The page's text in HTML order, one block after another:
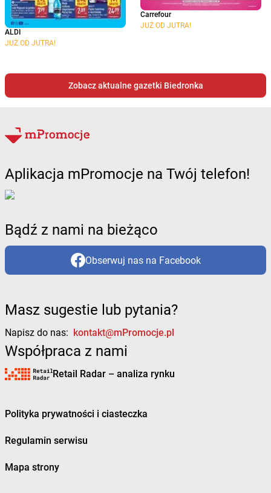
ALDI
JUŻ OD JUTRA!
Carrefour
JUŻ OD JUTRA!
Zobacz aktualne gazetki Biedronka
Aplikacja mPromocje na Twój telefon!
Bądź z nami na bieżąco
Obserwuj nas na Facebook
Masz sugestie lub pytania?
Napisz do nas: kontakt@mPromocje.pl
Współpraca z nami
Retail Radar – analiza rynku
Polityka prywatności i ciasteczka
Regulamin serwisu
Mapa strony